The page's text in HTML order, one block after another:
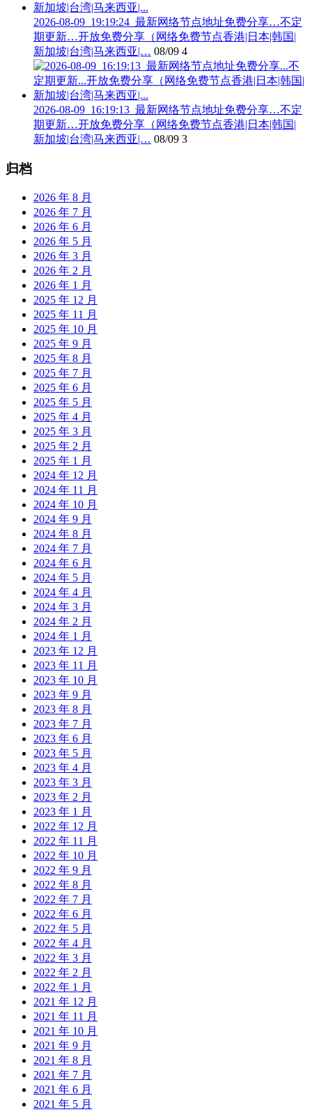
2026-08-09_19:19:24_最新网络节点地址免费分享…不定
期更新…开放免费分享（网络免费节点香港|日本|韩国|
新加坡|台湾|马来西亚|… 08/09 4
2026-08-09_16:19:13_最新网络节点地址免费分享…不定
期更新…开放免费分享（网络免费节点香港|日本|韩国|
新加坡|台湾|马来西亚|… 08/09 3
归档
2026 年 8 月
2026 年 7 月
2026 年 6 月
2026 年 5 月
2026 年 3 月
2026 年 2 月
2026 年 1 月
2025 年 12 月
2025 年 11 月
2025 年 10 月
2025 年 9 月
2025 年 8 月
2025 年 7 月
2025 年 6 月
2025 年 5 月
2025 年 4 月
2025 年 3 月
2025 年 2 月
2025 年 1 月
2024 年 12 月
2024 年 11 月
2024 年 10 月
2024 年 9 月
2024 年 8 月
2024 年 7 月
2024 年 6 月
2024 年 5 月
2024 年 4 月
2024 年 3 月
2024 年 2 月
2024 年 1 月
2023 年 12 月
2023 年 11 月
2023 年 10 月
2023 年 9 月
2023 年 8 月
2023 年 7 月
2023 年 6 月
2023 年 5 月
2023 年 4 月
2023 年 3 月
2023 年 2 月
2023 年 1 月
2022 年 12 月
2022 年 11 月
2022 年 10 月
2022 年 9 月
2022 年 8 月
2022 年 7 月
2022 年 6 月
2022 年 5 月
2022 年 4 月
2022 年 3 月
2022 年 2 月
2022 年 1 月
2021 年 12 月
2021 年 11 月
2021 年 10 月
2021 年 9 月
2021 年 8 月
2021 年 7 月
2021 年 6 月
2021 年 5 月